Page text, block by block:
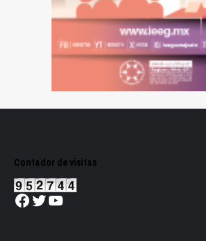
Contador de visitas
Facebook
Twitter
YouTube